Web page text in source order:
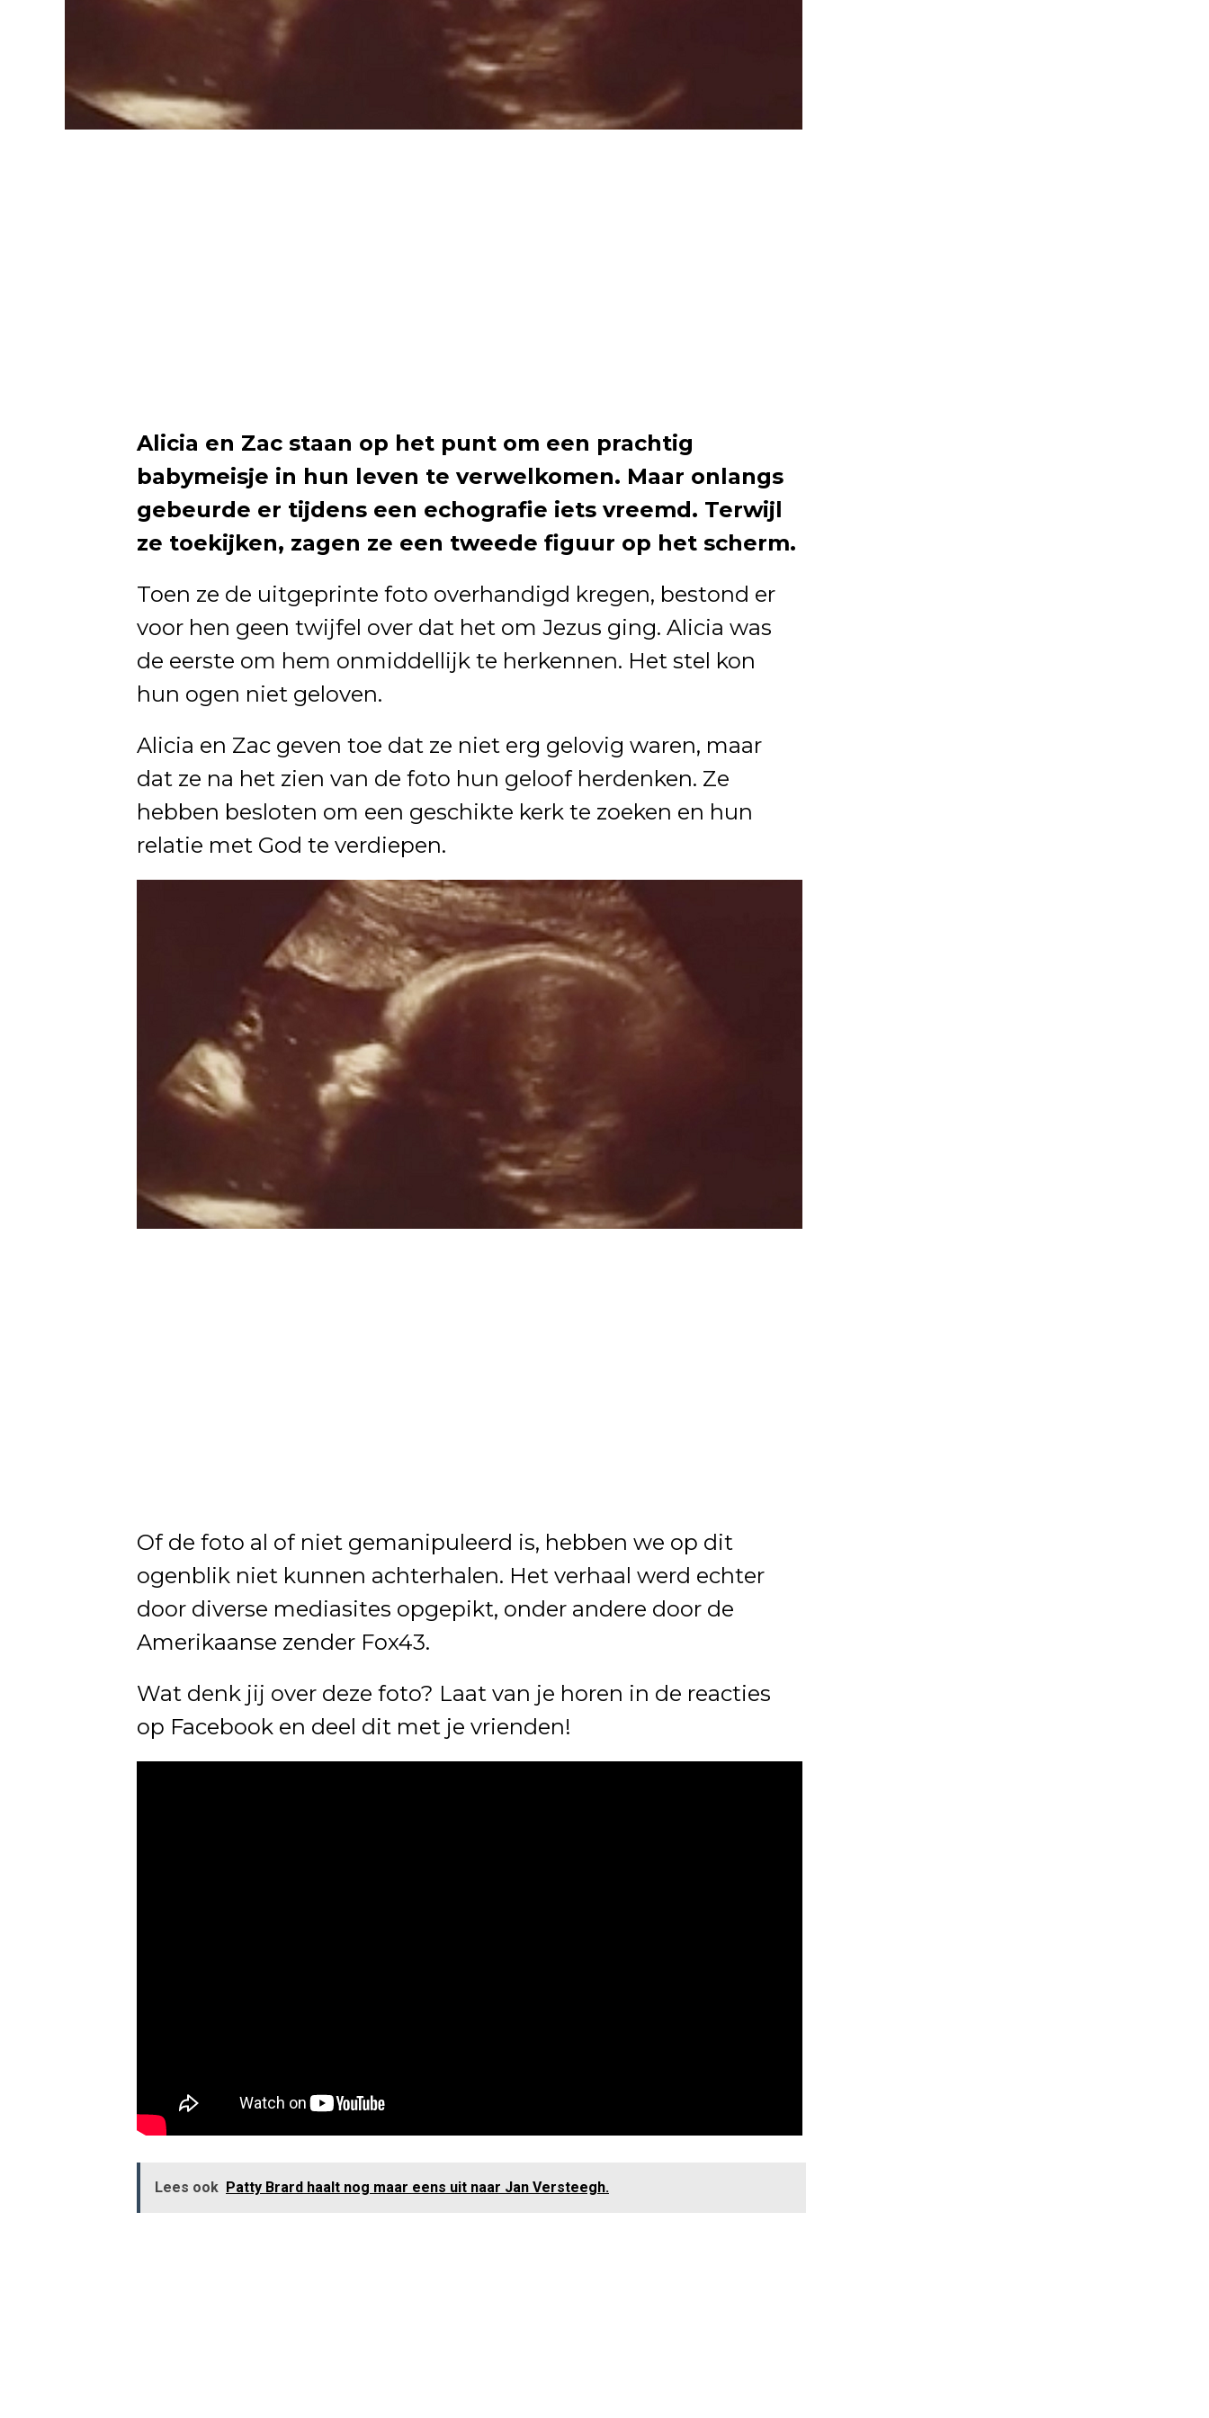
Alicia en Zac staan op het punt om een prachtig
babymeisje in hun leven te verwelkomen. Maar onlangs
gebeurde er tijdens een echografie iets vreemd. Terwijl
ze toekijken, zagen ze een tweede figuur op het scherm.
Toen ze de uitgeprinte foto overhandigd kregen, bestond er
voor hen geen twijfel over dat het om Jezus ging. Alicia was
de eerste om hem onmiddellijk te herkennen. Het stel kon
hun ogen niet geloven.
Alicia en Zac geven toe dat ze niet erg gelovig waren, maar
dat ze na het zien van de foto hun geloof herdenken. Ze
hebben besloten om een geschikte kerk te zoeken en hun
relatie met God te verdiepen.
Of de foto al of niet gemanipuleerd is, hebben we op dit
ogenblik niet kunnen achterhalen. Het verhaal werd echter
door diverse mediasites opgepikt, onder andere door de
Amerikaanse zender Fox43.
Wat denk jij over deze foto? Laat van je horen in de reacties
op Facebook en deel dit met je vrienden!
Lees ook Patty Brard haalt nog maar eens uit naar Jan Versteegh.